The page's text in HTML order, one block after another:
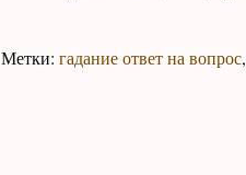
Метки: гадание ответ на вопрос,